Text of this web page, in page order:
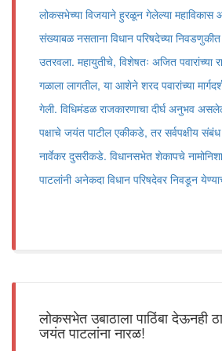
लोकसभेच्या विजयाने हुरळून गेलेल्या महाविकास
संख्याबळ नसताना विधान परिषदेच्या
उतरवला. महायुतीचे, विशेषतः अजित पवारांच्या
गळाला लागतील, या आशेने शरद पवारांच्या
गेली. विधिमंडळ राजकारणाचा दीर्घ अनुभव
पक्षाचे जयंत पाटील एकीकडे, तर सर्वपक्षीय
नार्वेकर दुसरीकडे. विधानसभेत शेकापचे
पाटलांनी अनेकदा विधान परिषदेवर निवडून
लोकसभेत उबाठाला पाठिंबा देऊनही
जयंत पाटलांना नारळ!